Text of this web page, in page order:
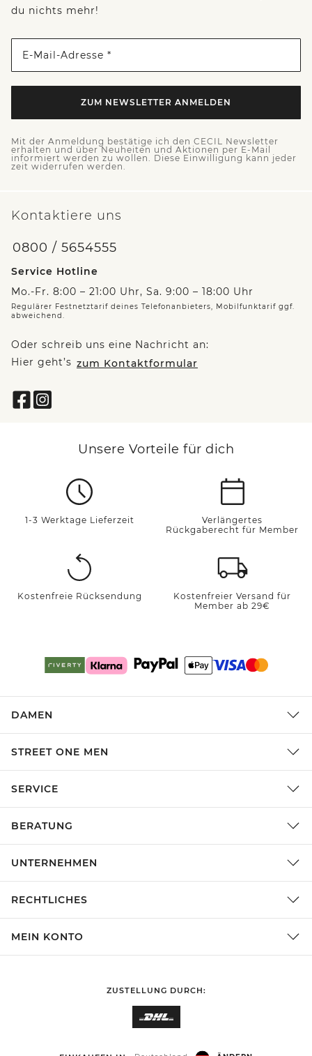
du nichts mehr!
E-Mail-Adresse *
ZUM NEWSLETTER ANMELDEN
Mit der Anmeldung bestätige ich den CECIL Newsletter
erhalten und über Neuheiten und Aktionen per E-Mail
informiert werden zu wollen. Diese Einwilligung kann jeder
zeit widerrufen werden.
Kontaktiere uns
0800 / 5654555
Service Hotline
Mo.-Fr. 8:00 – 21:00 Uhr, Sa. 9:00 – 18:00 Uhr
Regulärer Festnetztarif deines Telefonanbieters, Mobilfunktarif ggf.
abweichend.
Oder schreib uns eine Nachricht an:
Hier geht’s zum Kontaktformular
Unsere Vorteile für dich
1-3 Werktage Lieferzeit
Verlängertes
Rückgaberecht für Member
Kostenfreie Rücksendung
Kostenfreier Versand für
Member ab 29€
DAMEN
STREET ONE MEN
SERVICE
BERATUNG
UNTERNEHMEN
RECHTLICHES
MEIN KONTO
ZUSTELLUNG DURCH: